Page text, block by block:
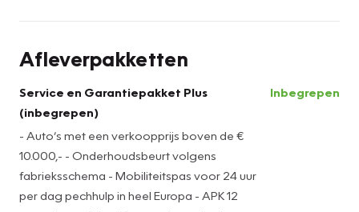
Afleverpakketten
Service en Garantiepakket Plus
(inbegrepen)
- Auto’s met een verkoopprijs boven de €
10.000,- - Onderhoudsbeurt volgens
fabrieksschema - Mobiliteitspas voor 24 uur
per dag pechhulp in heel Europa - APK 12
Inbegrepen